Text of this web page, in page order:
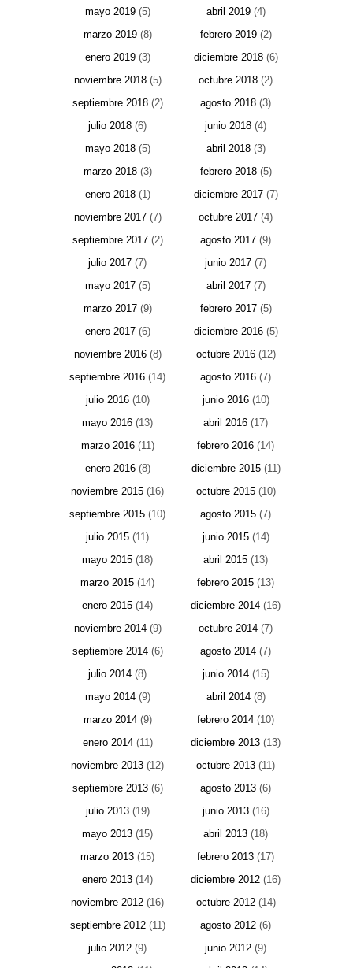
mayo 2019(5) abril 2019(4)
marzo 2019(8) febrero 2019(2)
enero 2019(3) diciembre 2018(6)
noviembre 2018(5) octubre 2018 (2)
septiembre 2018(2) agosto 2018 (3)
julio 2018 (6) junio 2018 (4)
mayo 2018(5) abril 2018(3)
marzo 2018(3) febrero 2018(5)
enero 2018(1) diciembre 2017(7)
noviembre 2017(7) octubre 2017 (4)
septiembre 2017(2) agosto 2017 (9)
julio 2017 (7) junio 2017 (7)
mayo 2017(5) abril 2017(7)
marzo 2017(9) febrero 2017(5)
enero 2017(6) diciembre 2016(5)
noviembre 2016(8) octubre 2016(12)
septiembre 2016 (14) agosto 2016 (7)
julio 2016(10) junio 2016(10)
mayo 2016 (13) abril 2016 (17)
marzo 2016(11) febrero 2016 (14)
enero 2016(8) diciembre 2015(11)
noviembre 2015 (16) octubre 2015(10)
septiembre 2015 (10) agosto 2015 (7)
julio 2015 (11) junio 2015(14)
mayo 2015 (18) abril 2015 (13)
marzo 2015 (14) febrero 2015 (13)
enero 2015 (14) diciembre 2014 (16)
noviembre 2014(9) octubre 2014 (7)
septiembre 2014(6) agosto 2014 (7)
julio 2014 (8) junio 2014(15)
mayo 2014(9) abril 2014(8)
marzo 2014(9) febrero 2014 (10)
enero 2014(11) diciembre 2013 (13)
noviembre 2013 (12) octubre 2013 (11)
septiembre 2013(6) agosto 2013 (6)
julio 2013(19) junio 2013(16)
mayo 2013 (15) abril 2013 (18)
marzo 2013 (15) febrero 2013 (17)
enero 2013 (14) diciembre 2012 (16)
noviembre 2012 (16) octubre 2012(14)
septiembre 2012(11) agosto 2012 (6)
julio 2012 (9) junio 2012 (9)